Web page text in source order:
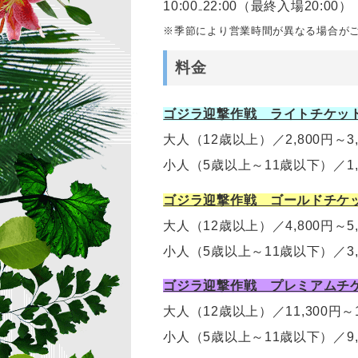
10:00₋22:00（最終入場20:00）
※季節により営業時間が異なる場合が
料金
ゴジラ迎撃作戦 ライトチケッ
大人（12歳以上）
／2,800円～
小人（5歳以上～11歳以下）
／
ゴジラ迎撃作戦 ゴールドチケ
大人（12歳以上）
／4,800円～
小人（5歳以上～11歳以下）
／
ゴジラ迎撃作戦 プレミアムチ
大人（12歳以上）
／11,300円
小人（5歳以上～11歳以下）
／